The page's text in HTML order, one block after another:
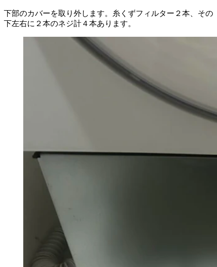
下部のカバーを取り外します。糸くずフィルター２本、その
下左右に２本のネジ計４本あります。